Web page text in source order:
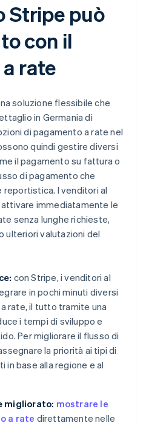
Stripe può
con il
rate
soluzione flessibile che
in Germania di
di pagamento a rate nel
quindi gestire diversi
il pagamento su fattura o
di pagamento che
reportistica. I venditori al
immediatamente le
senza lunghe richieste,
ulteriori valutazioni del
con Stripe, i venditori al
in pochi minuti diversi
rate, il tutto tramite una
i tempi di sviluppo e
Per migliorare il flusso di
la priorità ai tipi di
in base alla regione e al
migliorato: mostrare le
a rate direttamente nelle